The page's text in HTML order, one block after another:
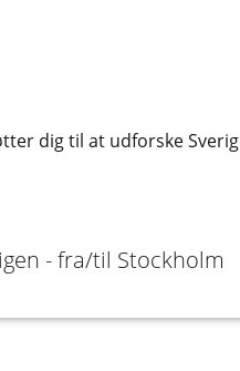
dig til at udforske
- fra/til Stockholm